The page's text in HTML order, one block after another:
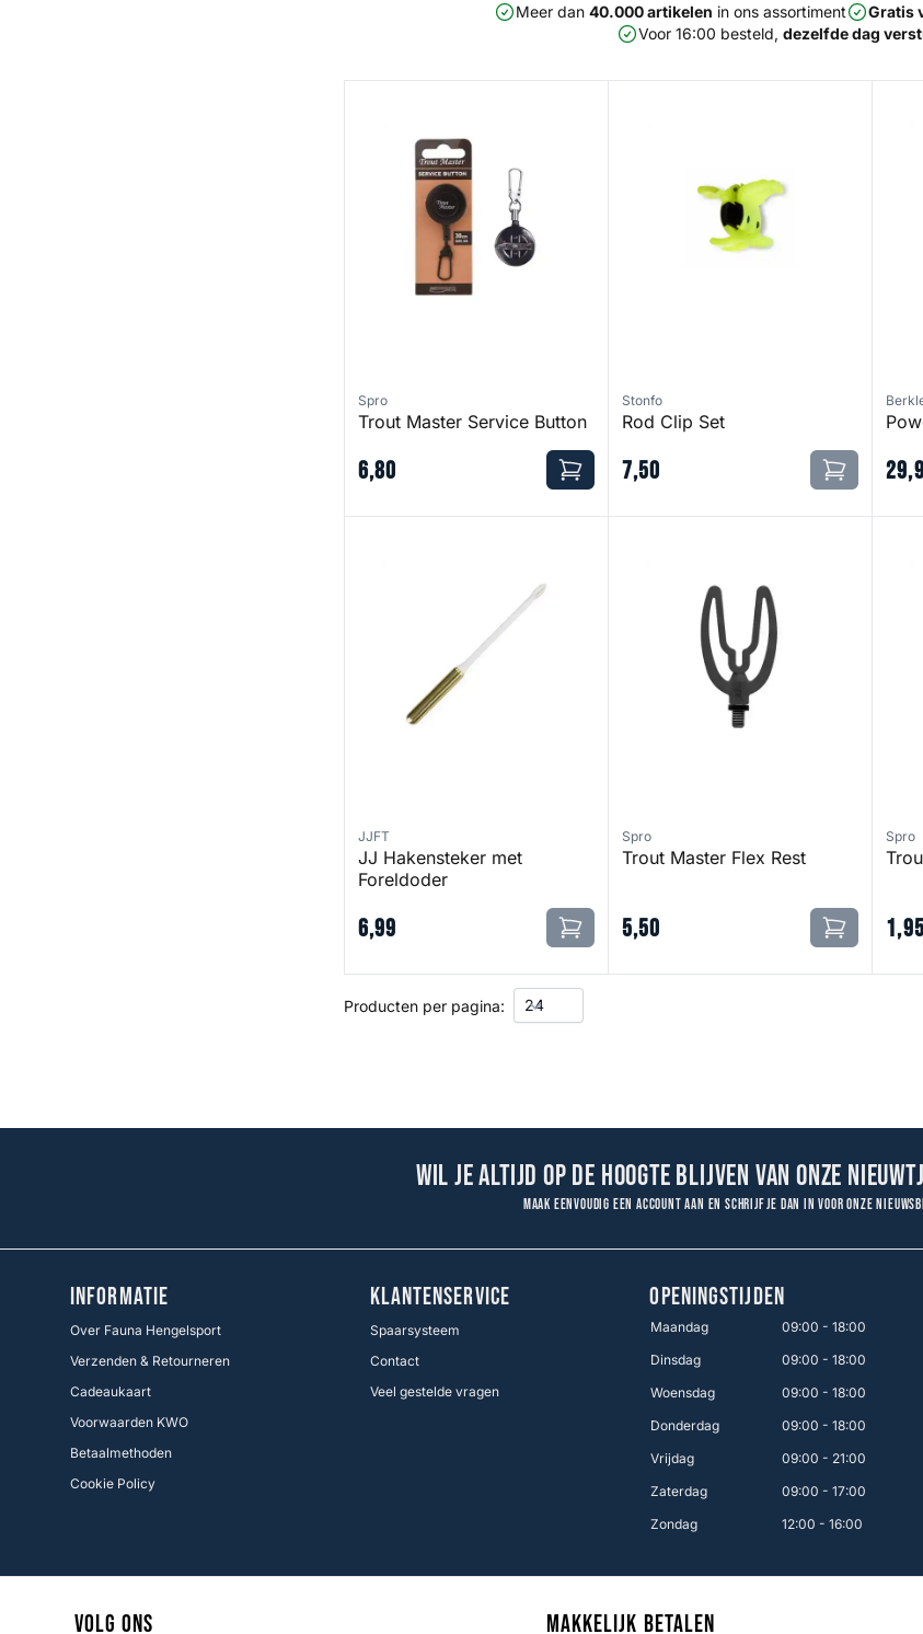
Meer dan 40.000 artikelen in ons assortiment Gratis
Voor 16:00 besteld,dezelfde dag
Spro
Trout Master Service Button
6,80
Stonfo
Rod Clip Set
7,50 29,
JJFT
JJ Hakensteker met
Foreldoder
6,99
Spro
Trout Master Flex Rest
5,50
Spro
1,95
Producten per pagina:
Wil je altijd op de hoogte blijven van onze
Maak eenvoudig een account aan en schrijf je dan in voor onze
INFORMATIE
Over Fauna Hengelsport
Verzenden & Retourneren
Cadeaukaart
Voorwaarden KWO
Betaalmethoden
Cookie Policy
KLANTENSERVICE
Spaarsysteem
Contact
Veel gestelde vragen
OPENINGSTIJDEN
Maandag
09:00 - 18:00
Dinsdag
09:00 - 18:00
Woensdag
09:00 - 18:00
Donderdag
09:00 - 18:00
Vrijdag
09:00 - 21:00
Zaterdag
09:00 - 17:00
Zondag
12:00 - 16:00
Volg ons Makkelijk betalen